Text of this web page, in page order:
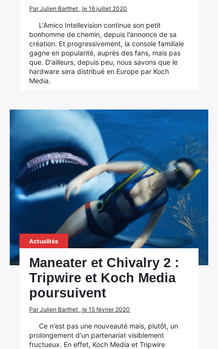
Par Julien Barthet , le 16 juillet 2020
L'Amico Intellevision continue son petit
bonhomme de chemin, depuis l'annonce de sa
création. Et progressivement, la console familiale
gagne en popularité, auprès des fans, mais pas
que. D'ailleurs, depuis peu, nous savons que le
hardware sera distribué en Europe par Koch
Media.
Actualités
Maneater et Chivalry 2 :
Tripwire et Koch Media
poursuivent
Par Julien Barthet , le 15 février 2020
Ce n'est pas une nouveauté mais, plutôt, un
prolongement d'un partenariat visiblement
fructueux. En effet, Koch Media et Tripwire